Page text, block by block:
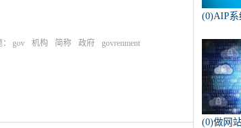
gov 机构 简称 政府 govrenment
(0)AIP系
(0)做网